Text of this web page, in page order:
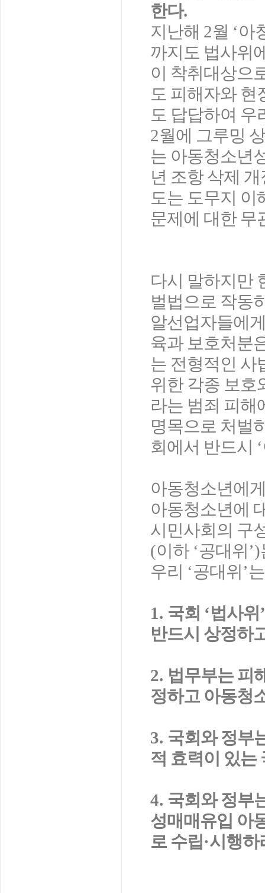
한다.
지난해 2월 ‘아
까지도 법사위
이 착취대상으
도 피해자와
도 답답하여 우
2월에 그루밍
는 아동청소년
년 조항 삭제
도는 도무지 이
문제에 대한 무
다시 말하지만
벌법으로 작동
알선업자들에
육과 보호처분
는 전형적인 사
위한 각종 보호
라는 범죄 피해
명목으로 처벌
회에서 반드시 ‘
아동청소년에
아동청소년에
시민사회의 구
(이하 ‘공대위’)
우리 ‘공대위’
1. 국회 ‘법사위 ’
반드시 상정하
2. 법무부는 피
정하고 아동청
3. 국회와 정부
적 효력이 있는
4. 국회와 정부
성매매유입 아
로 수립·시행하